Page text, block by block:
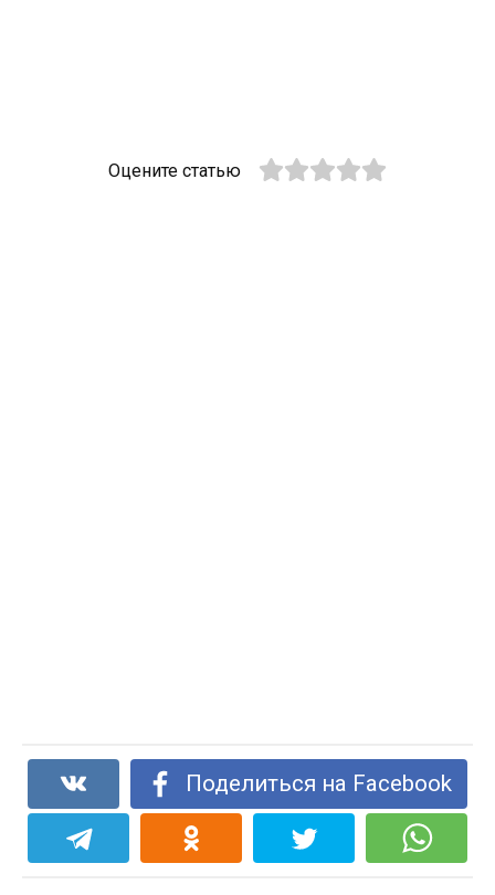
Оцените статью
Поделиться на Facebook